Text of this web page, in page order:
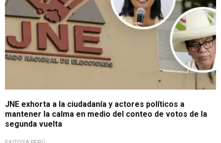
JNE exhorta a la ciudadanía y actores políticos a
mantener la calma en medio del conteo de votos de la
segunda vuelta